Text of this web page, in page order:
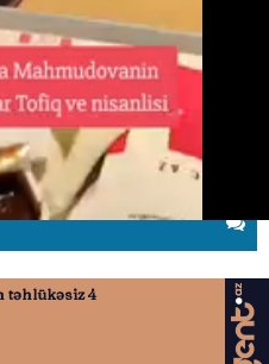
müğənni
görüntüləri
ABUNƏ OL